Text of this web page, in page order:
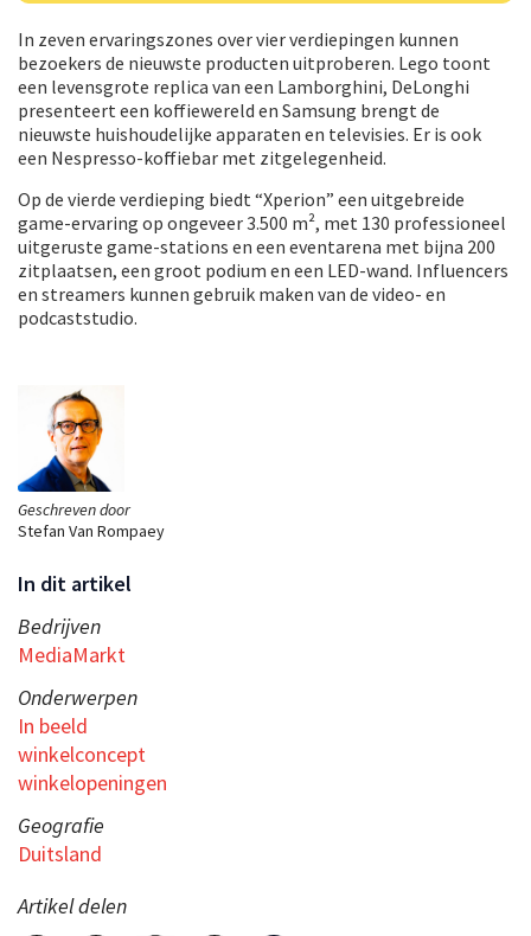
Geschreven door
Stefan Van Rompaey
In dit artikel
Bedrijven
MediaMarkt
Onderwerpen
In beeld
winkelconcept
winkelopeningen
Geografie
Duitsland
Artikel delen
In zeven ervaringszones over vier verdiepingen kunnen
bezoekers de nieuwste producten uitproberen. Lego toont
een levensgrote replica van een Lamborghini, DeLonghi
presenteert een koffiewereld en Samsung brengt de
nieuwste huishoudelijke apparaten en televisies. Er is ook
een Nespresso-koffiebar met zitgelegenheid.
Op de vierde verdieping biedt “Xperion” een uitgebreide
game-ervaring op ongeveer 3.500 m², met 130 professioneel
uitgeruste game-stations en een eventarena met bijna 200
zitplaatsen, een groot podium en een LED-wand. Influencers
en streamers kunnen gebruik maken van de video- en
podcaststudio.